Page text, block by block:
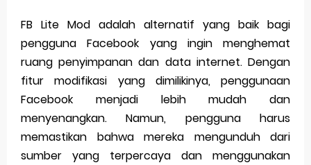
FB Lite Mod adalah alternatif yang baik bagi
pengguna Facebook yang ingin menghemat
ruang penyimpanan dan data internet. Dengan
fitur modifikasi yang dimilikinya, penggunaan
Facebook menjadi lebih mudah dan
menyenangkan. Namun, pengguna harus
memastikan bahwa mereka mengunduh dari
sumber yang terpercaya dan menggunakan